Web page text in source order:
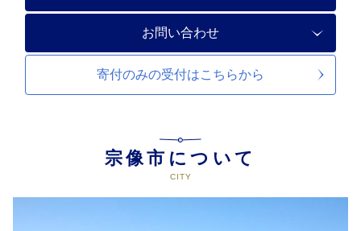
お問い合わせ
寄付のみの受付はこちらから
宗像市について